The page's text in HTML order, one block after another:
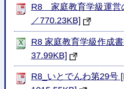
R8 家庭教育学級運営
／770.23KB]
R8 家庭教育学級作成
37.99KB]
R8_いとでんわ第29号